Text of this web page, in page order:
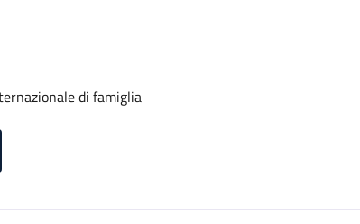
di famiglia